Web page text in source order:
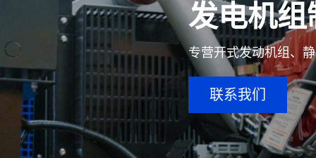
发电机组
专营开式发动机组、
联系我们